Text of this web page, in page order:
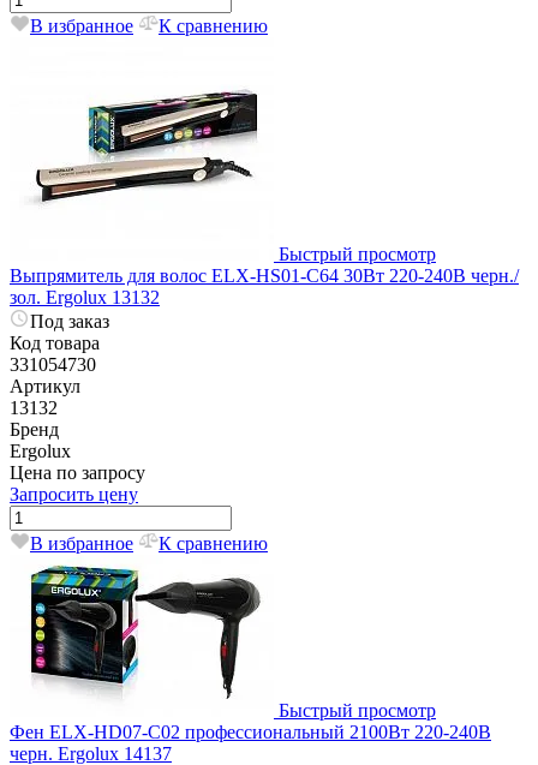
В избранное К сравнению
Быстрый просмотр
Выпрямитель для волос ELX-HS01-C64 30Вт 220-240В черн./
зол. Ergolux 13132
Под заказ
Код товара
331054730
Артикул
13132
Бренд
Ergolux
Цена по запросу
Запросить цену
В избранное К сравнению
Быстрый просмотр
Фен ELX-HD07-С02 профессиональный 2100Вт 220-240В
черн. Ergolux 14137